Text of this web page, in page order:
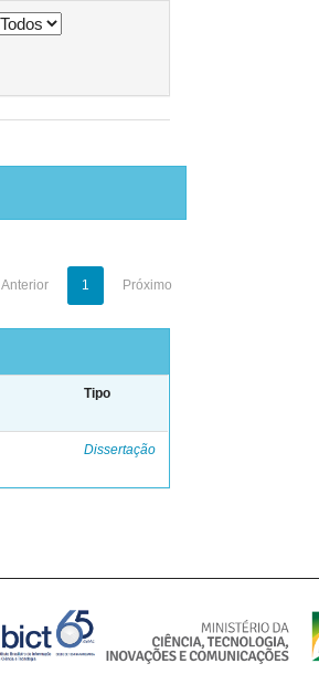
Anterior 1 Próximo
Tipo
Dissertação